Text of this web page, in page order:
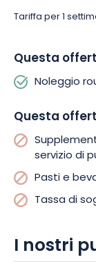
Tariffa per 1
Questa
Noleggio
Questa
servizio di
Pasti e
Tassa di
I nostri